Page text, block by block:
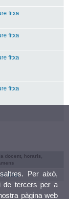
fitxa
fitxa
fitxa
fitxa
docent, horaris,
fitxa
Per això,
de tercers per a
pàgina web